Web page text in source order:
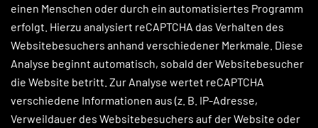
einen Menschen oder durch ein automatisiertes Programm
erfolgt. Hierzu analysiert reCAPTCHA das Verhalten des
Websitebesuchers anhand verschiedener Merkmale. Diese
Analyse beginnt automatisch, sobald der Websitebesucher
die Website betritt. Zur Analyse wertet reCAPTCHA
verschiedene Informationen aus (z. B. IP-Adresse,
Verweildauer des Websitebesuchers auf der Website oder